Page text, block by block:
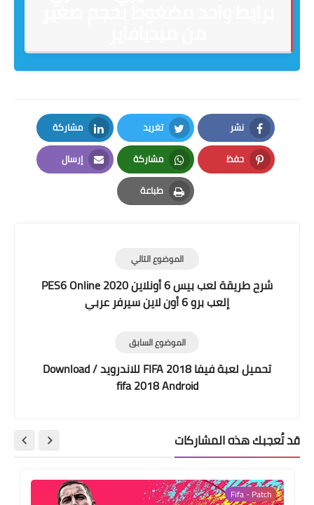
نشر
Facebook
تغريد
Twitter
مشاركة
LinkedIn
حفظ
Pinterest
مشاركة
Whatsapp
إرسال
Email
طباعة
Print
الموضوع التالي
شرح طريقة لعب بيس 6 أونلاين 2020 PES6 Online
إلعب برو 6 أون لاين سيرفر عربي
الموضوع السابق
تحميل لعبة فيفا FIFA 2018 للاندرويد / Download
fifa 2018 Android
قد تُعجبك هذه المشاركات
Fifa - Patch